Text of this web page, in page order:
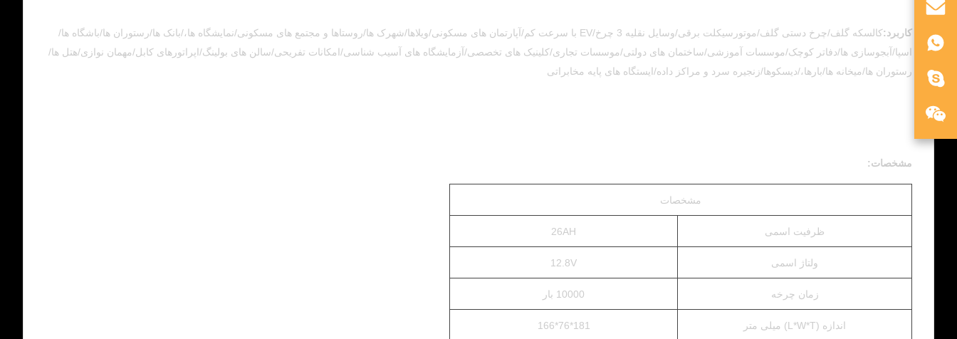
کاربرد:
کالسکه گلف/چرخ دستی گلف/موتورسیکلت برقی/وسایل نقلیه 3 چرخ/EV با سرعت کم/آپارتمان های مسکونی/ویلاها/شهرک ها/روستاها و مجتمع های مسکونی/نمایشگاه ها،/بانک ها/رستوران ها/باشگاه ها/
اسپا/آبجوسازی ها/دفاتر کوچک/موسسات آموزشی/ساختمان های دولتی/موسسات تجاری/کلینیک های تخصصی/آزمایشگاه های آسیب شناسی/امکانات تفریحی/سالن های بولینگ/اپراتورهای کابل/مهمان نوازی/هتل ها/
رستوران ها/میخانه ها/بارها،/دیسکوها/زنجیره سرد و مراکز داده/ایستگاه های پایه مخابراتی
مشخصات:
مشخصات
ظرفیت اسمی 26AH
ولتاژ اسمی 12.8V
زمان چرخه 10000 بار
اندازه (L*W*T) میلی متر 181*76*166